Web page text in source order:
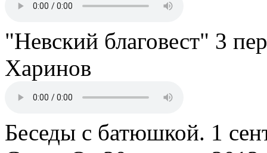
"Невский благовест" 3
Харинов
Беседы с батюшкой. 1